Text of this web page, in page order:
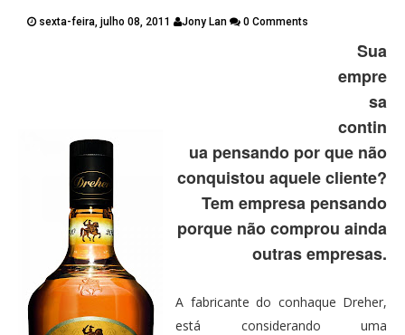
sexta-feira, julho 08, 2011 Jony Lan 0 Comments
Sua
empre
sa
contin
ua pensando por que não
conquistou aquele cliente?
Tem empresa pensando
porque não comprou ainda
outras empresas.
A fabricante do conhaque Dreher,
está considerando uma